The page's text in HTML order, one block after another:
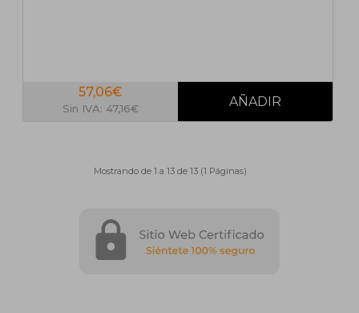
57,06€
Sin IVA: 47,16€
Mostrando de 1 a 13 de 13 (1 Páginas)